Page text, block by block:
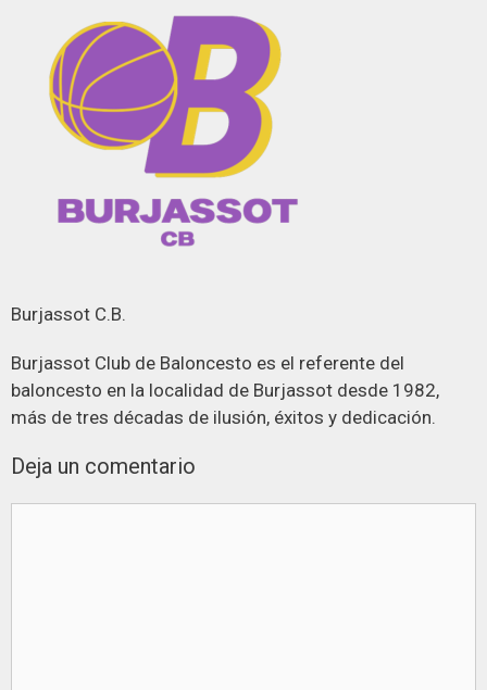
Burjassot C.B.
Burjassot Club de Baloncesto es el referente del
baloncesto en la localidad de Burjassot desde 1982,
más de tres décadas de ilusión, éxitos y dedicación.
Deja un comentario